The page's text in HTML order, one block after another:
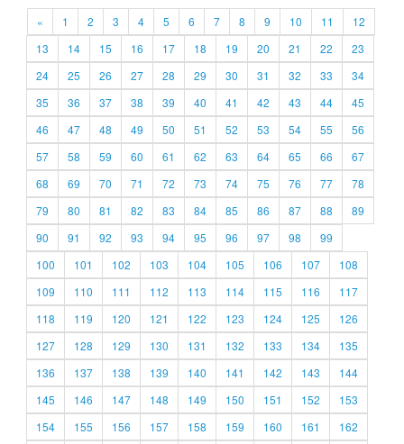
« 1 2 3 4 5 6 7 8 9 10 11
12
13
14 15 16 17 18 19 20 21 22
23
24
25 26 27 28 29 30 31 32 33
34
35
36 37 38 39 40 41 42 43 44
45
46
47 48 49 50 51 52 53 54 55
56
57
58 59 60 61 62 63 64 65 66
67
68
69 70 71 72 73 74 75 76 77
78
79
80 81 82 83 84 85 86 87 88
89
90
91 92 93 94 95 96 97 98
99
100
101 102 103 104 105 106 107
108
109
110 111 112 113 114 115 116
117
118
119 120 121 122 123 124 125
126
127
128 129 130 131 132 133 134
135
136
137 138 139 140 141 142 143
144
145
146 147 148 149 150 151 152
153
154
155 156 157 158 159 160 161
162